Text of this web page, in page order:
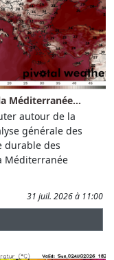
Méditerranée...
autour de la
générale des
durable des
Méditerranée
31 juil. 2026 à 11:00